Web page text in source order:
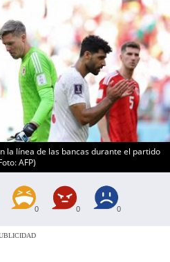
la línea de las bancas durante el partido
AFP)
0 0 0